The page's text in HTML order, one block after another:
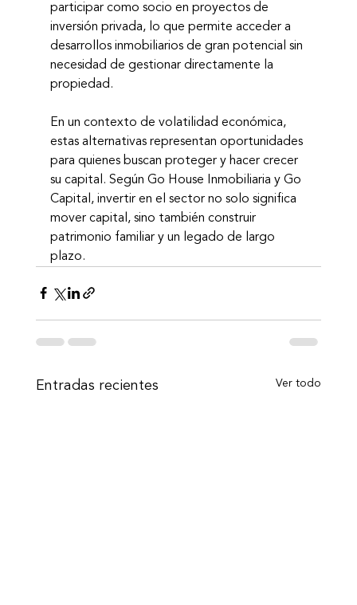
participar como socio en proyectos de
inversión privada, lo que permite acceder a
desarrollos inmobiliarios de gran potencial sin
necesidad de gestionar directamente la
propiedad.
En un contexto de volatilidad económica,
estas alternativas representan oportunidades
para quienes buscan proteger y hacer crecer
su capital. Según Go House Inmobiliaria y Go
Capital, invertir en el sector no solo significa
mover capital, sino también construir
patrimonio familiar y un legado de largo
plazo.
Entradas recientes Ver todo